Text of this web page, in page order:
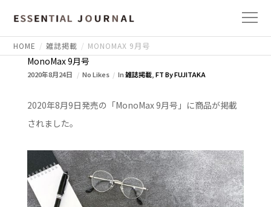
HOME 雑誌掲載 MONOMAX 9月号
MonoMax 9月号
2020年8月24日 No Likes In雑誌掲載, FT By FUJITAKA
2020年8月9日発売の「MonoMax 9月号」に商品が掲載
されました。